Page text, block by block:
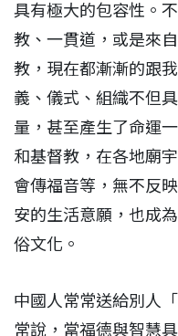
具有極大的包容性。
教、一貫道，或是來
教，現在都漸漸的跟
義、儀式、組織不但
量，甚至產生了命運
和基督教，在各地廟
會傳福音等，無不反
安的生活意願，也成
俗文化。
中國人常常送給別人
常說，當福德與智慧